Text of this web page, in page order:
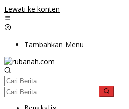
Lewati ke konten
Tambahkan Menu